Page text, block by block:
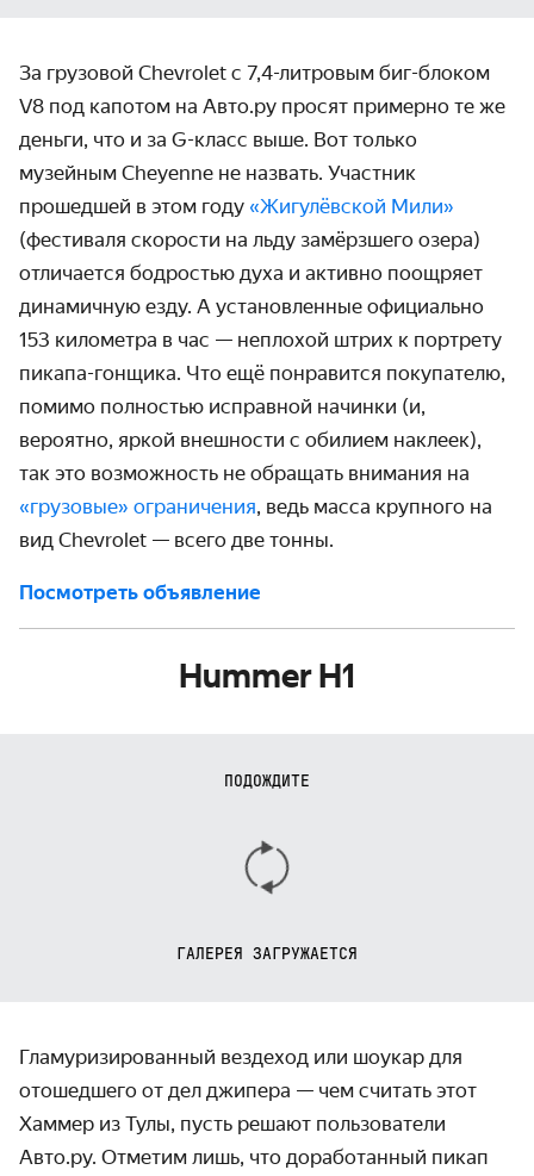
За грузовой Chevrolet с 7,4-литровым биг-блоком
V8 под капотом на Авто.ру просят примерно те же
деньги, что и за G-класс выше. Вот только
музейным Cheyenne не назвать. Участник
прошедшей в этом году «Жигулёвской Мили»
(фестиваля скорости на льду замёрзшего озера)
отличается бодростью духа и активно поощряет
динамичную езду. А установленные официально
153 километра в час — неплохой штрих к портрету
пикапа-гонщика. Что ещё понравится покупателю,
помимо полностью исправной начинки (и,
вероятно, яркой внешности с обилием наклеек),
так это возможность не обращать внимания на
«грузовые» ограничения, ведь масса крупного на
вид Chevrolet — всего две тонны.
Посмотреть объявление
Hummer H1
ПОДОЖДИТЕ
ГАЛЕРЕЯ ЗАГРУЖАЕТСЯ
Гламуризированный вездеход или шоукар для
отошедшего от дел джипера — чем считать этот
Хаммер из Тулы, пусть решают пользователи
Авто.ру. Отметим лишь, что доработанный пикап